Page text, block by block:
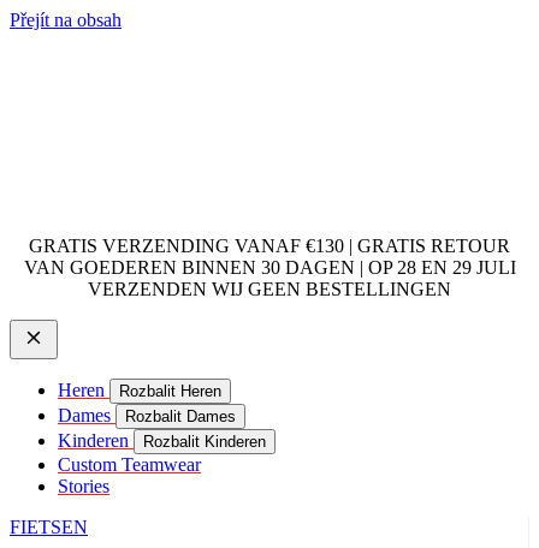
Přejít na obsah
GRATIS VERZENDING VANAF €130 | GRATIS RETOUR
VAN GOEDEREN BINNEN 30 DAGEN | OP 28 EN 29 JULI
VERZENDEN WIJ GEEN BESTELLINGEN
Heren Rozbalit Heren
Dames Rozbalit Dames
Kinderen Rozbalit Kinderen
Custom Teamwear
Stories
FIETSEN